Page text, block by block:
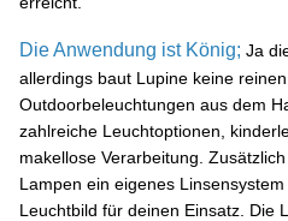
Die Anwendung ist König; Ja
allerdings baut Lupine keine reinen
Outdoorbeleuchtungen aus dem
zahlreiche Leuchtoptionen,
makellose Verarbeitung.
Lampen ein eigenes
Leuchtbild für deinen Einsatz. Die